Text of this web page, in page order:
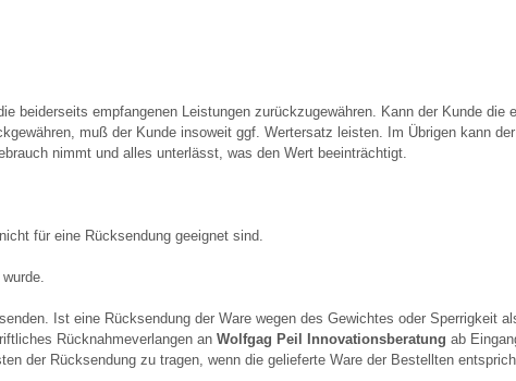
beiderseits empfangenen Leistungen zurückzugewähren. Kann der Kunde
muß der Kunde insoweit ggf. Wertersatz leisten. Im Übrigen kann
nimmt und alles unterlässt, was den Wert beeinträchtigt.
für eine Rücksendung geeignet sind.
Ist eine Rücksendung der Ware wegen des Gewichtes oder Sperrigkeit
Rücknahmeverlangen an Wolfgag Peil Innovationsberatung ab
der Rücksendung zu tragen, wenn die gelieferte Ware der Bestellten